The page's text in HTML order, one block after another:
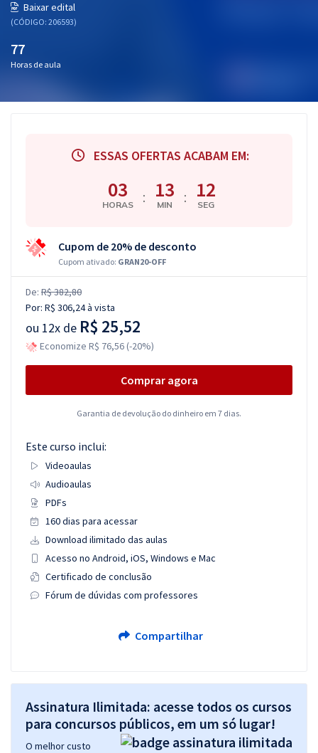
Aprovados
Baixar edital
(CÓDIGO: 206593)
77
Horas de aula
ESSAS OFERTAS ACABAM EM:
03
HORAS : 13
MIN : 11
SEG
Cupom de 20% de desconto
Cupom ativado: GRAN20-OFF
De: R$ 382,80
Por: R$ 306,24à vista
ou 12x de R$ 25,52
Economize R$ 76,56 (-20%)
Comprar agora
Garantia de devolução do dinheiro em 7 dias.
Este curso inclui:
Videoaulas
Audioaulas
PDFs
160 dias para acessar
Download ilimitado das aulas
Acesso no Android, iOS, Windows e Mac
Certificado de conclusão
Fórum de dúvidas com professores
Compartilhar
Assinatura Ilimitada: acesse todos os cursos
para concursos públicos, em um só lugar!
O melhor custo